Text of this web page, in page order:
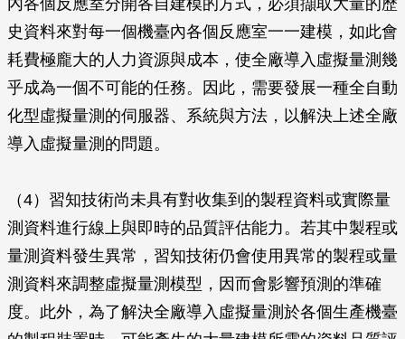
內各個反應室分開各自建模的方式，必須擷取大量的歷
史資料來對每一個機臺內各個反應室一一建模，如此會
耗費極龐大的人力資源與成本，使全廠導入虛擬量測幾
乎成為一個不可能的任務。因此，需要發展一種全自動
化型虛擬量測的伺服器、系統與方法，以解決上述全廠
導入虛擬量測的問題。
（4）習知技術尚未具有對收集到的製程資料或實際量
測資料進行線上與即時的品質評估能力。若其中製程或
量測資料發生異常，習知技術仍會使用異常的製程或量
測資料來調整虛擬量測模型，因而會影響預測的準確
度。此外，為了解決全廠導入虛擬量測於各個生產機臺